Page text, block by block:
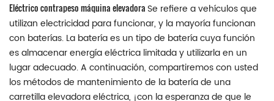
Eléctricocontrapesomáquina elevadora Se refiere a vehículos que
utilizan electricidad para funcionar, y la mayoría funcionan
con baterías. La batería es un tipo de batería cuya función
es almacenar energía eléctrica limitada y utilizarla en un
lugar adecuado. A continuación, compartiremos con usted
los métodos de mantenimiento de la batería de una
carretilla elevadora eléctrica, ¡con la esperanza de que le